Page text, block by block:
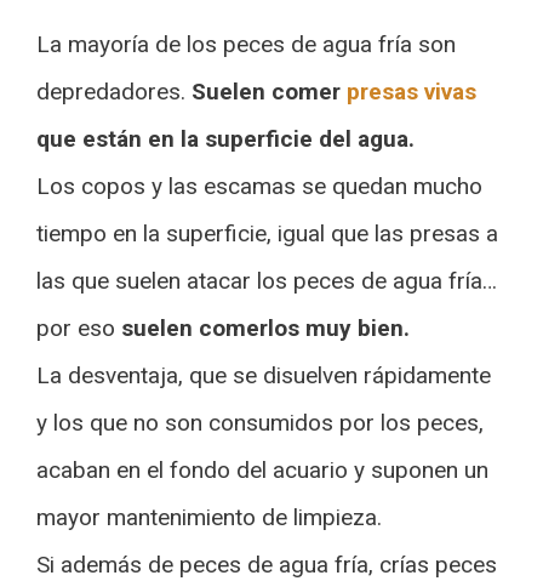
La mayoría de los peces de agua fría son
depredadores. Suelen comer presas vivas
que están en la superficie del agua.
Los copos y las escamas se quedan mucho
tiempo en la superficie, igual que las presas a
las que suelen atacar los peces de agua fría…
por eso suelen comerlos muy bien.
La desventaja, que se disuelven rápidamente
y los que no son consumidos por los peces,
acaban en el fondo del acuario y suponen un
mayor mantenimiento de limpieza.
Si además de peces de agua fría, crías peces